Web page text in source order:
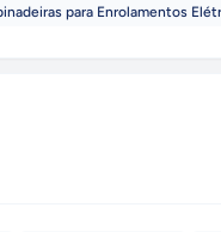
para Enrolamentos